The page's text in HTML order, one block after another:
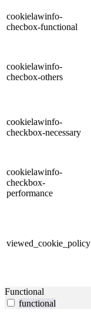
cookielawinfo-
checbox-functional
cookielawinfo-
checbox-others
cookielawinfo-
checkbox-necessary
cookielawinfo-
checkbox-
performance
viewed_cookie_policy
Functional
functional